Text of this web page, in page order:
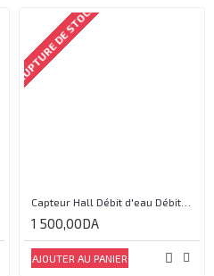
RUPTURE DE STOCK
Capteur Hall Débit d'eau Débitmètre Contrôle 1-30L Eau / min 1.75MPa
1 500,00DA
AJOUTER AU PANIER